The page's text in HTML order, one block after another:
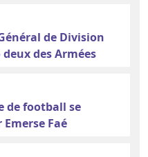
de Division
des Armées
de football se
Faé